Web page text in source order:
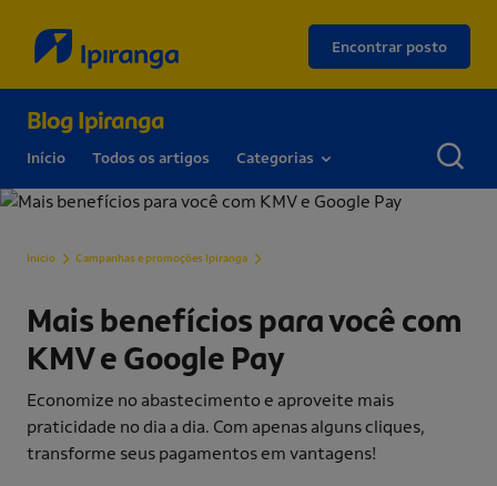
Encontrar posto
Blog Ipiranga
Início Todos os artigos Categorias
Início Campanhas e promoções Ipiranga
Mais benefícios para você com
KMV e Google Pay
Economize no abastecimento e aproveite mais
praticidade no dia a dia. Com apenas alguns cliques,
transforme seus pagamentos em vantagens!